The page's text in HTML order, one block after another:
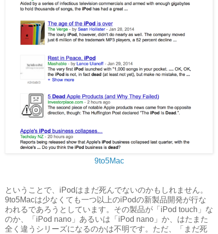
9to5Mac
ということで、iPodはまだ死んでないのかもしれません。
9to5Macは少なくても一つ以上のiPodの新製品開発が行な
われるであろうとしています。その製品が「iPod touch」な
のか、「iPod nano」あるいは「iPod nano」か、はたまた
全く違うシリーズになるのかは不明です。ただ、「まだ死